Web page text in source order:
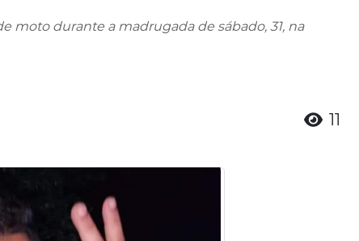
moto durante a madrugada de sábado, 31, na
11